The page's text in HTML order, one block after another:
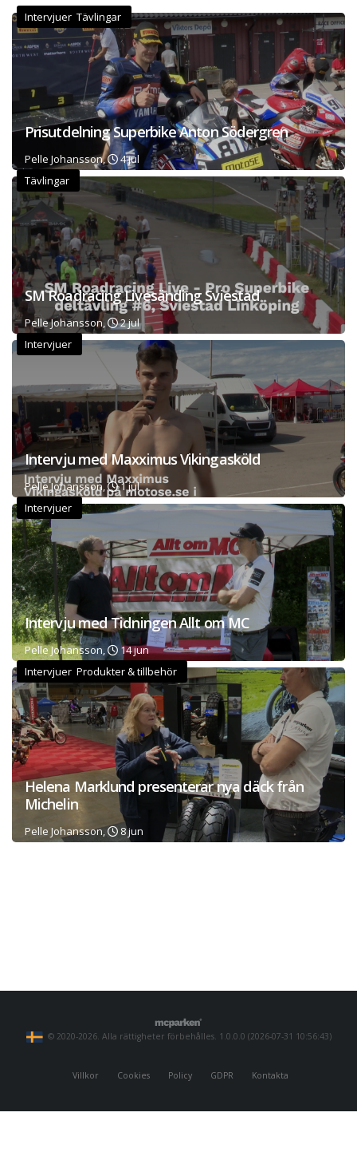
Intervjuer Tävlingar
Prisutdelning Superbike Anton Södergren
Pelle Johansson,
4 jul
Tävlingar
SM Roadracing Livesänding Sviestad
Pelle Johansson,
2 jul
Intervjuer
Intervju med Maxximus Vikingasköld
Pelle Johansson,
1 jul
Intervjuer
Intervju med Tidningen Allt om MC
Pelle Johansson,
14 jun
Intervjuer Produkter & tillbehör
Helena Marklund presenterar nya däck från
Michelin
Pelle Johansson, 8 jun
© 2020-2026. Alla rättigheter förbehålles. 1.0.0.0 (2026-07-31 10:56:43)
Villkor Cookies Policy GDPR Kontakta